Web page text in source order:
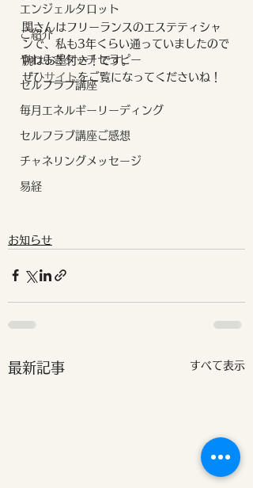
エンジェルタロット
ご紹介
やわらぎタッチセラピー
セルフラブ講座
毎月エネルギーリーディング
セルフラブ講座ご感想
チャネリングメッセージ
易経
関さんはフリーランスのエステティシャ
ンで、私も3年くらい通っていましたので
腕はお墨付き！です。
ぜひサイトをご覧になってくださいね！
お知らせ
最新記事 すべて表示